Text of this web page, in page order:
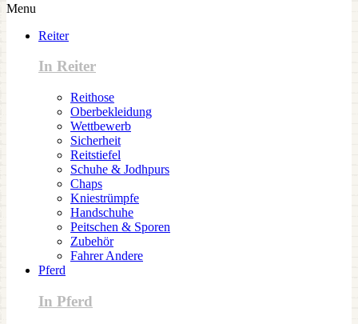
Menu
Reiter
In Reiter
Reithose
Oberbekleidung
Wettbewerb
Sicherheit
Reitstiefel
Schuhe & Jodhpurs
Chaps
Kniestrümpfe
Handschuhe
Peitschen & Sporen
Zubehör
Fahrer Andere
Pferd
In Pferd